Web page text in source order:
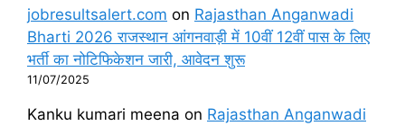
jobresultsalert.com on Rajasthan Anganwadi
Bharti 2026 राजस्थान आंगनवाड़ी में 10वीं 12वीं पास के लिए
भर्ती का नोटिफिकेशन जारी, आवेदन शुरू
11/07/2025
Kanku kumari meena on Rajasthan Anganwadi